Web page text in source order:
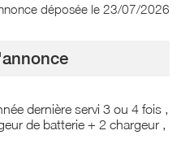
déposée le 23/07/2026
dernière servi 3 ou 4 fois ,
de batterie + 2 chargeur ,